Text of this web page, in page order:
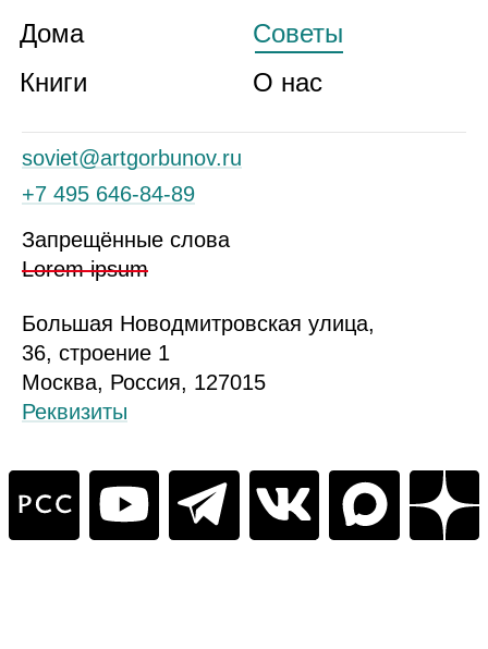
Дома
Книги
Советы
О нас
soviet@artgorbunov.ru
+7 495 646‑84‑89
Запрещённые слова
Lorem ipsum
Большая Новодмитровская улица,
36, строение 1
Москва, Россия, 127015
Реквизиты